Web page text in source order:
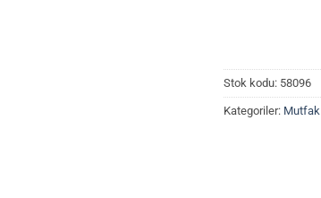
Stok kodu: 58096
Kategoriler: Mutfak